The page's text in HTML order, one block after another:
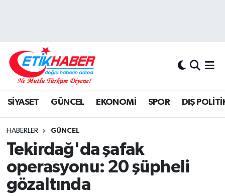
SİYASET GÜNCEL EKONOMİ SPOR DIŞ
HABERLER GÜNCEL
Tekirdağ'da şafak
operasyonu: 20 şüpheli
gözaltında
DIŞ POLİTİKA
EKONOMİ
KÖŞE YAZILARI
KÜLTÜR-SANAT-MAGAZİN
Hava Durumu
Süper Lig Puan Durumu ve Fikstür
Tüm Manşetler
Son Dakika Haberleri